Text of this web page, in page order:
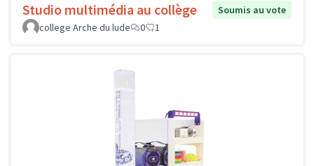
Studio multimédia au collège
Soumis au vote
college Arche du lude
0 1